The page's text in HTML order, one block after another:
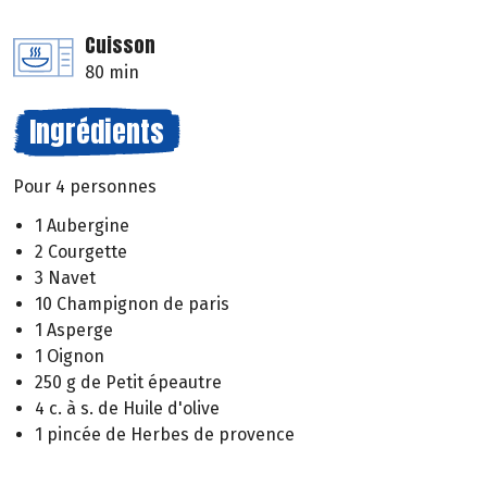
Cuisson
80 min
Ingrédients
Pour 4 personnes
1 Aubergine
2 Courgette
3 Navet
10 Champignon de paris
1 Asperge
1 Oignon
250 g de Petit épeautre
4 c. à s. de Huile d'olive
1 pincée de Herbes de provence